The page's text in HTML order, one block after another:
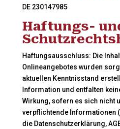
DE 230147985
Haftungs-
Haftungsausschluss: Die
Onlineangebotes wurden
aktuellen Kenntnisstand
Information und entfalten
Wirkung, sofern es sich nicht
verpflichtende Informationen
die Datenschutzerklärung,